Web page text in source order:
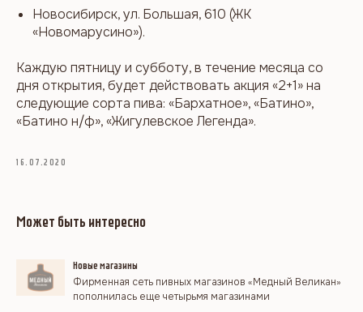
Новосибирск, ул. Большая, 610 (ЖК
«Новомарусино»).
Каждую пятницу и субботу, в течение месяца со
дня открытия, будет действовать акция «2+1» на
следующие сорта пива: «Бархатное», «Батино»,
«Батино н/ф», «Жигулевское Легенда».
16.07.2020
Может быть интересно
Новые магазины
Фирменная сеть пивных магазинов «Медный Великан»
пополнилась еще четырьмя магазинами